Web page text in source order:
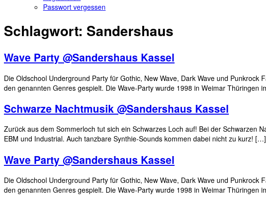
Passwort vergessen
Schlagwort: Sandershaus
Wave Party @Sandershaus Kassel
Die Oldschool Underground Party für Gothic, New Wave, Dark Wave und
den genannten Genres gespielt. Die Wave-Party wurde 1998 in Weimar Thüringen
Schwarze Nachtmusik @Sandershaus Kassel
Zurück aus dem Sommerloch tut sich ein Schwarzes Loch auf! Bei der Schwarzen
EBM und Industrial. Auch tanzbare Synthie-Sounds kommen dabei nicht zu kurz! […]
Wave Party @Sandershaus Kassel
Die Oldschool Underground Party für Gothic, New Wave, Dark Wave und
den genannten Genres gespielt. Die Wave-Party wurde 1998 in Weimar Thüringen